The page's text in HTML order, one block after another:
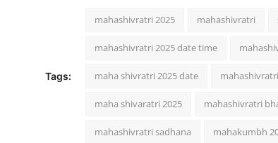
Tags:
mahashivratri 2025 mahashivratri
mahashivratri 2025 date time
maha shivratri 2025 date
maha shivaratri 2025 mahashivratri
mahashivratri sadhana mahakumbh